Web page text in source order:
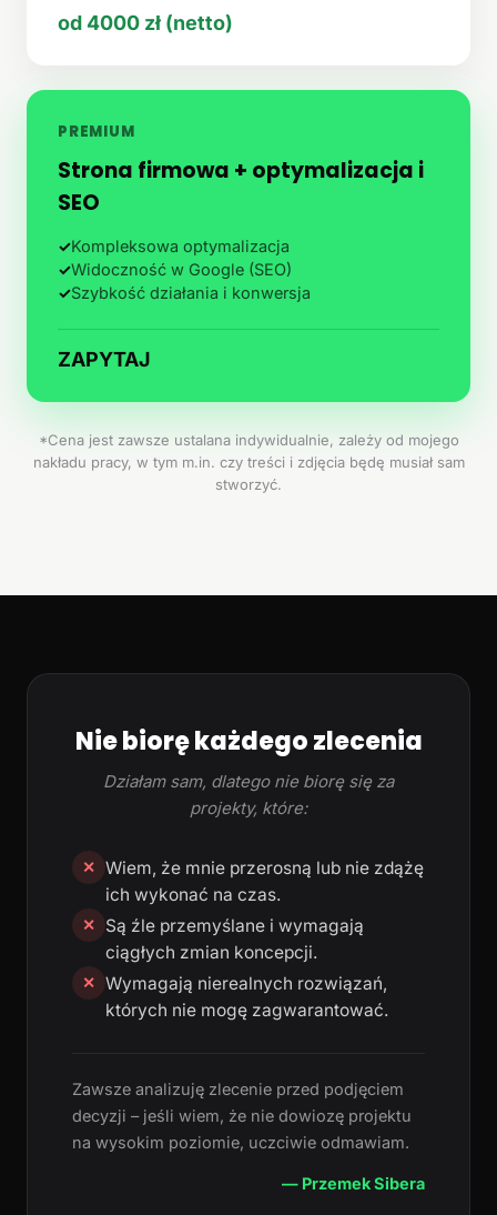
od 4000 zł (netto)
PREMIUM
Strona firmowa + optymalizacja i
SEO
✓Kompleksowa optymalizacja
✓Widoczność w Google (SEO)
✓Szybkość działania i konwersja
ZAPYTAJ
*Cena jest zawsze ustalana indywidualnie, zależy od mojego
nakładu pracy, w tym m.in. czy treści i zdjęcia będę musiał sam
stworzyć.
Nie biorę każdego zlecenia
Działam sam, dlatego nie biorę się za
projekty, które:
✕ Wiem, że mnie przerosną lub nie zdążę
ich wykonać na czas.
✕
Są źle przemyślane i wymagają
ciągłych zmian koncepcji.
✕ Wymagają nierealnych rozwiązań,
których nie mogę zagwarantować.
Zawsze analizuję zlecenie przed podjęciem
decyzji – jeśli wiem, że nie dowiozę projektu
na wysokim poziomie, uczciwie odmawiam.
— Przemek Sibera